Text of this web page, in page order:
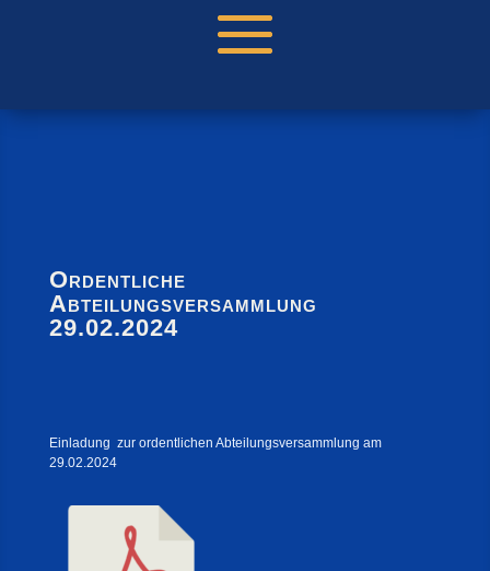
Ordentliche
Abteilungsversammlung
29.02.2024
Einladung zur ordentlichen Abteilungsversammlung am
29.02.2024